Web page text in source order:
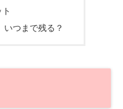
いつまで残る？